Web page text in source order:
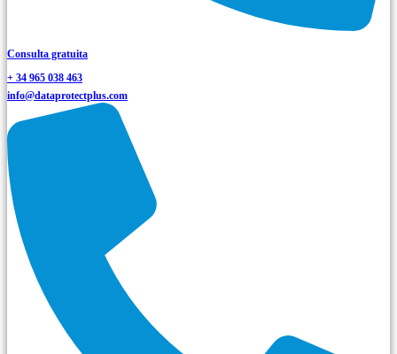
Consulta gratuita
+ 34 965 038 463
info@dataprotectplus.com